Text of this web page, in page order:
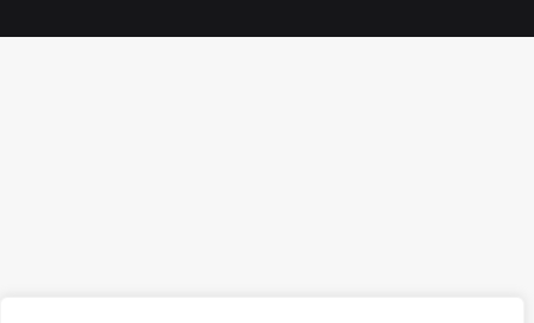
Tube